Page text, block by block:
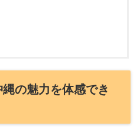
の魅力を体感でき